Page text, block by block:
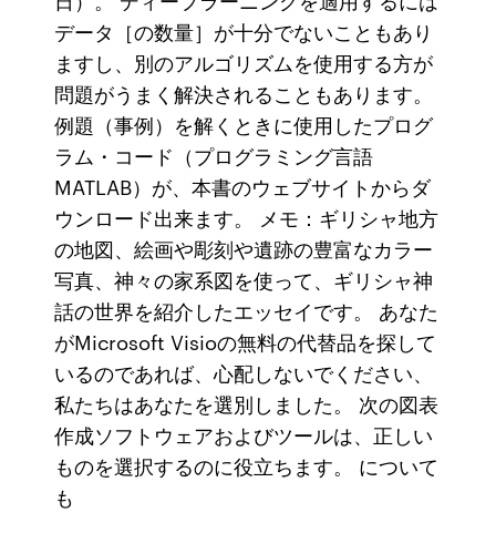
データ［の数量］が十分でないこともあり
ますし、別のアルゴリズムを使用する方が
問題がうまく解決されることもあります。
例題（事例）を解くときに使用したプログ
ラム・コード（プログラミング言語
MATLAB）が、本書のウェブサイトからダ
ウンロード出来ます。 メモ：ギリシャ地方
の地図、絵画や彫刻や遺跡の豊富なカラー
写真、神々の家系図を使って、ギリシャ神
話の世界を紹介したエッセイです。 あなた
がMicrosoft Visioの無料の代替品を探して
いるのであれば、心配しないでください、
私たちはあなたを選別しました。 次の図表
作成ソフトウェアおよびツールは、正しい
ものを選択するのに役立ちます。 について
も